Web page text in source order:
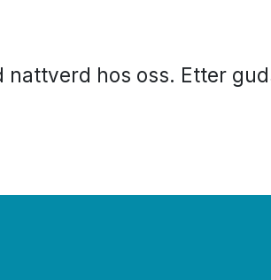
hos oss. Etter